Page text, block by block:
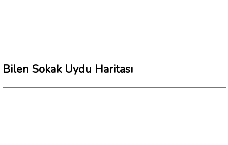
Bilen Sokak Uydu Haritası